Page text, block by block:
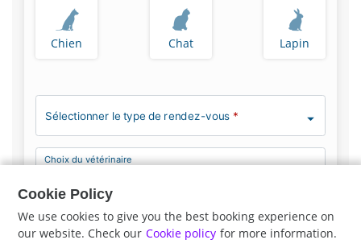
Chien Chat Lapin
Sélectionner le type de rendez-vous *
Choix du vétérinaire
Cookie Policy
We use cookies to give you the best booking experience on
our website. Check our Cookie policy for more information.